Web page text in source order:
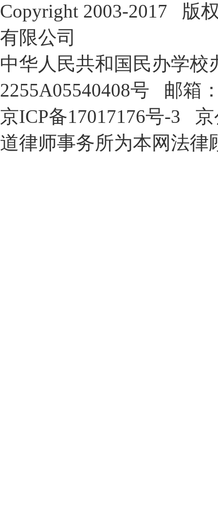
Copyright 2003-2017 版
有限公司
中华人民共和国民办学
2255A05540408号 邮箱
京ICP备17017176号-3
道律师事务所为本网法律